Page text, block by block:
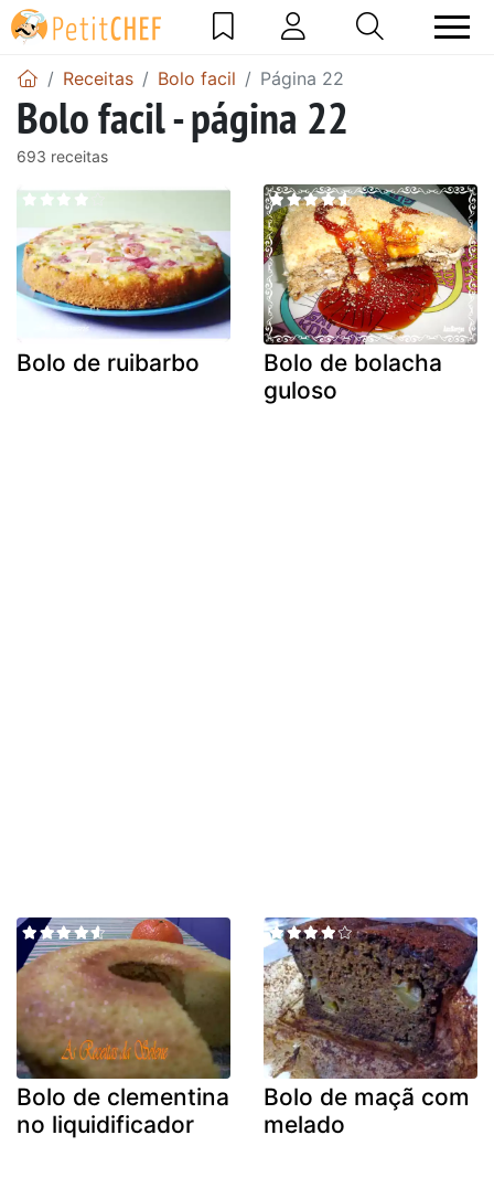
Receitas Bolo facil Página 22
Bolo facil - página 22
693 receitas
Bolo de ruibarbo
Bolo de bolacha
guloso
Bolo de clementina
no liquidificador
Bolo de maçã com
melado